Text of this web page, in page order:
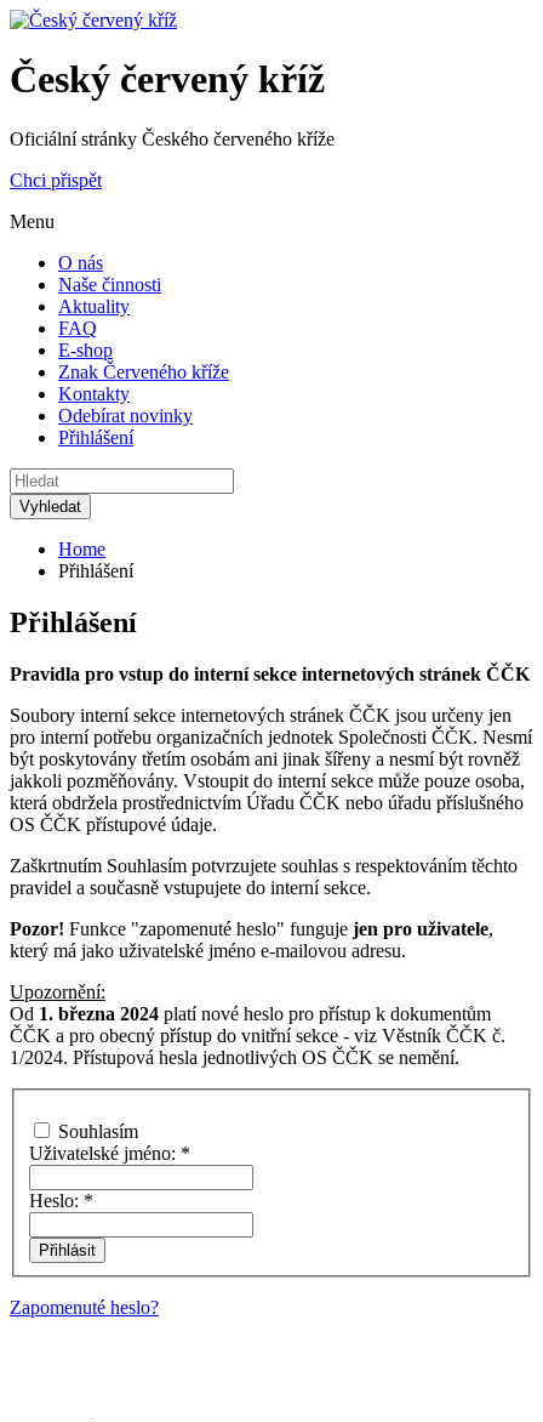
Český červený kříž
Oficiální stránky Českého červeného kříže
Chci přispět
Menu
O nás
Naše činnosti
Aktuality
FAQ
E-shop
Znak Červeného kříže
Kontakty
Odebírat novinky
Přihlášení
Home
Přihlášení
Přihlášení
Pravidla pro vstup do interní sekce internetových stránek ČČK
Soubory interní sekce internetových stránek ČČK jsou určeny jen
pro interní potřebu organizačních jednotek Společnosti ČČK. Nesmí
být poskytovány třetím osobám ani jinak šířeny a nesmí být rovněž
jakkoli pozměňovány. Vstoupit do interní sekce může pouze osoba,
která obdržela prostřednictvím Úřadu ČČK nebo úřadu příslušného
OS ČČK přístupové údaje.
Zaškrtnutím Souhlasím potvrzujete souhlas s respektováním těchto
pravidel a současně vstupujete do interní sekce.
Pozor! Funkce "zapomenuté heslo" funguje jen pro uživatele,
který má jako uživatelské jméno e-mailovou adresu.
Upozornění:
Od 1. března 2024 platí nové heslo pro přístup k dokumentům
ČČK a pro obecný přístup do vnitřní sekce - viz Věstník ČČK č.
1/2024. Přístupová hesla jednotlivých OS ČČK se nemění.
Souhlasím
Uživatelské jméno: *
Heslo: *
Zapomenuté heslo?